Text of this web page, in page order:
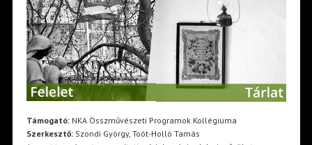
Támogató:NKA Összművészeti Programok Kollégiuma
Szerkesztő:Szondi György, Toót-Holló Tamás